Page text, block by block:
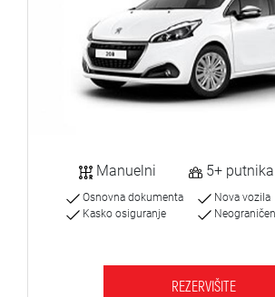
Manuelni 5+ putnika
Osnovna dokumenta
Kasko osiguranje
Nova vozila
REZERVIŠITE